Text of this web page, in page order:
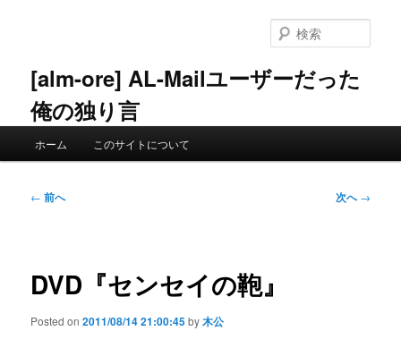
ン
へ
[alm-ore] AL-Mailユーザーだった
俺の独り言
索
ホーム このサイトについて
投
ー
ョ
← 前へ 次へ→
DVD『センセイの鞄』
Posted on2011/08/14 21:00:45by木公